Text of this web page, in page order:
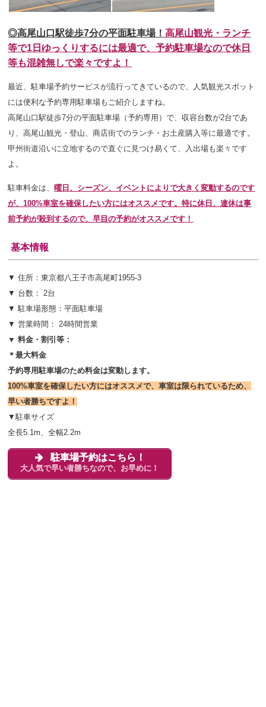
◎高尾山口駅徒歩7分の平面駐車場！高尾山観光・ランチ
等で1日ゆっくりするには最適で、予約駐車場なので休日
等も混雑無しで楽々ですよ！
最近、駐車場予約サービスが流行ってきているので、人気観光スポット
には便利な予約専用駐車場もご紹介しますね。
高尾山口駅徒歩7分の平面駐車場（予約専用）で、収容台数が2台であ
り、高尾山観光・登山、商店街でのランチ・お土産購入等に最適です。
甲州街道沿いに立地するので直ぐに見つけ易くて、入出場も楽々です
よ。
駐車料金は、曜日、シーズン、イベントによりで大きく変動するのです
が、100%車室を確保したい方にはオススメです。特に休日、連休は事
前予約が殺到するので、早目の予約がオススメです！
基本情報
▼ 住所：東京都八王子市高尾町1955-3
▼ 台数： 2台
▼ 駐車場形態：平面駐車場
▼ 営業時間： 24時間営業
▼ 料金・割引等：
＊最大料金
予約専用駐車場のため料金は変動します。
100%車室を確保したい方にはオススメで、車室は限られているため、
早い者勝ちですよ！
▼駐車サイズ
全長5.1m、全幅2.2m
駐車場予約はこちら！
大人気で早い者勝ちなので、お早めに！